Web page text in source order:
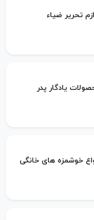
تحریر ضیاء
یادگار پدر
خوشمزه های خانگی